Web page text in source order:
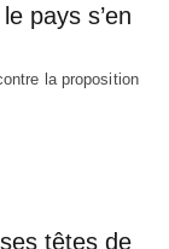
pays s’en
la proposition
têtes de